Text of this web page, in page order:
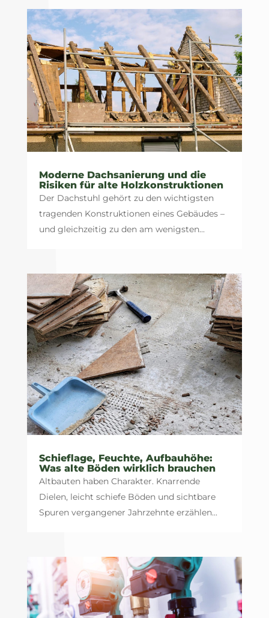
Moderne Dachsanierung und die
Risiken für alte Holzkonstruktionen
Der Dachstuhl gehört zu den wichtigsten
tragenden Konstruktionen eines Gebäudes –
und gleichzeitig zu den am wenigsten...
Schieflage, Feuchte, Aufbauhöhe:
Was alte Böden wirklich brauchen
Altbauten haben Charakter. Knarrende
Dielen, leicht schiefe Böden und sichtbare
Spuren vergangener Jahrzehnte erzählen...